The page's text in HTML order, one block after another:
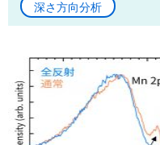
深さ方向分析